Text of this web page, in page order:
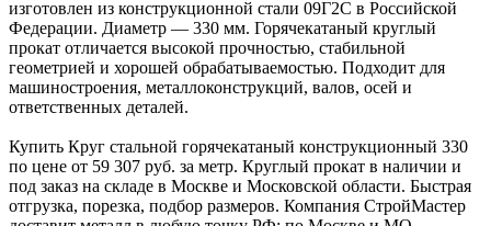
изготовлен из конструкционной стали 09Г2С в Российской
Федерации. Диаметр — 330 мм. Горячекатаный круглый
прокат отличается высокой прочностью, стабильной
геометрией и хорошей обрабатываемостью. Подходит для
машиностроения, металлоконструкций, валов, осей и
ответственных деталей.
Купить Круг стальной горячекатаный конструкционный 330
по цене от 59 307 руб. за метр. Круглый прокат в наличии и
под заказ на складе в Москве и Московской области. Быстрая
отгрузка, порезка, подбор размеров. Компания СтройМастер